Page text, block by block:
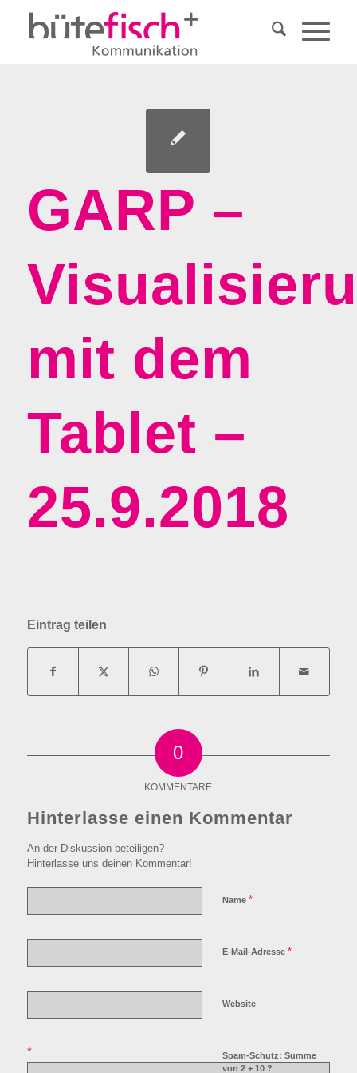
GARP –
mit dem
Tablet –
25.9.2018
Eintrag teilen
0
KOMMENTARE
Hinterlasse einen Kommentar
An der Diskussion beteiligen?
Hinterlasse uns deinen Kommentar!
Name *
E-Mail-Adresse *
Website
Spam-Schutz: Summe
von 2 + 10 ?
*